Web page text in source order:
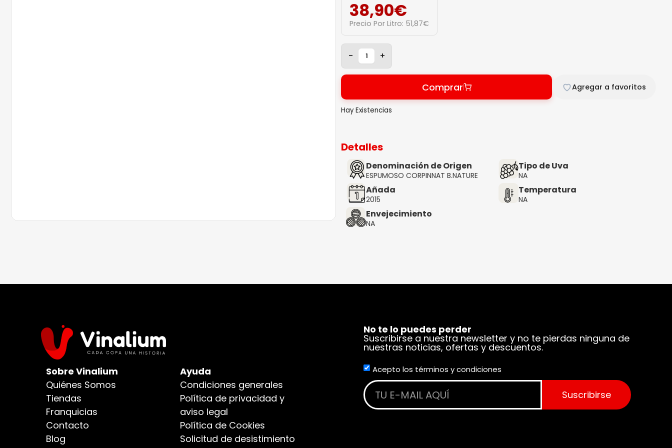
38,90€
Precio Por Litro: 51,87€
- +
Comprar Agregar a favoritos
Hay Existencias
Detalles
Denominación de Origen
ESPUMOSO CORPINNAT B.NATURE
Tipo de Uva
NA
Añada
2015
Temperatura
NA
Envejecimiento
NA
Sobre Vinalium
Quiénes Somos
Tiendas
Franquicias
Contacto
Blog
Ayuda
Condiciones generales
Política de privacidad y
aviso legal
Política de Cookies
Solicitud de desistimiento
No te lo puedes perder
Suscribirse a nuestra newsletter y no te pierdas ninguna de
nuestras noticias, ofertas y descuentos.
Acepto los términos y condiciones
Suscribirse